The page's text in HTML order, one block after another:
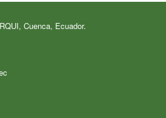
Cuenca, Ecuador.